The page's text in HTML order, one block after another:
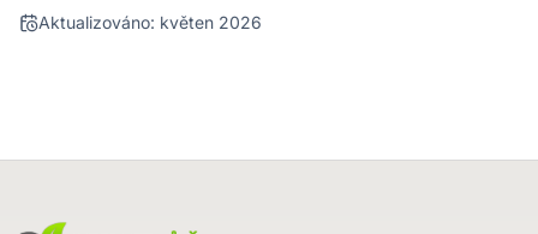
Aktualizováno: květen 2026